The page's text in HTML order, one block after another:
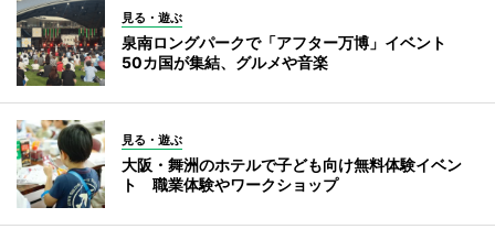
見る・遊ぶ
泉南ロングパークで「アフター万博」イベント
50カ国が集結、グルメや音楽
見る・遊ぶ
大阪・舞洲のホテルで子ども向け無料体験イベン
ト 職業体験やワークショップ